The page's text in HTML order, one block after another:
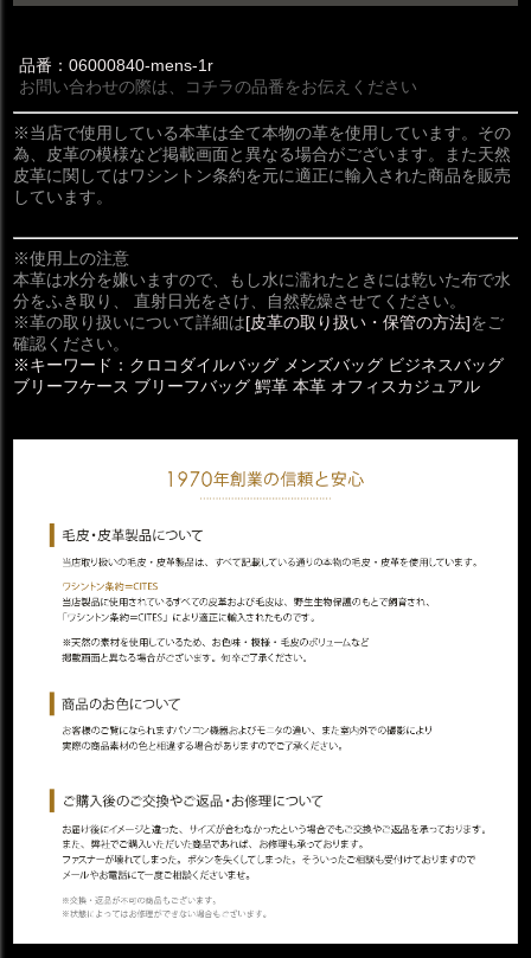
品番：06000840-mens-1r
お問い合わせの際は、コチラの品番をお伝えください
※当店で使用している本革は全て本物の革を使用しています。その
為、皮革の模様など掲載画面と異なる場合がございます。また天然
皮革に関してはワシントン条約を元に適正に輸入された商品を販売
しています。
※使用上の注意
本革は水分を嫌いますので、もし水に濡れたときには乾いた布で水
分をふき取り、 直射日光をさけ、自然乾燥させてください。
※革の取り扱いについて詳細は[皮革の取り扱い・保管の方法]をご
確認ください。
※キーワード：クロコダイルバッグ メンズバッグ ビジネスバッグ
ブリーフケース ブリーフバッグ 鰐革 本革 オフィスカジュアル